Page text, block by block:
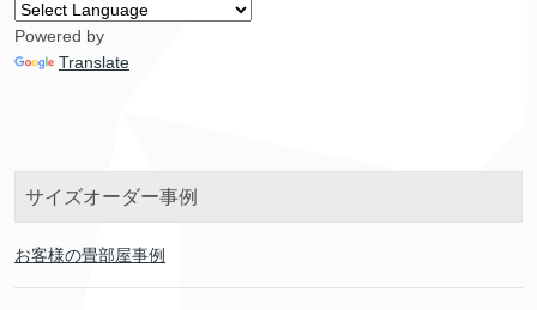
Powered by
Translate
サイズオーダー事例
お客様の畳部屋事例